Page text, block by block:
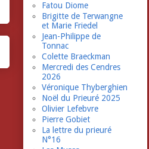
Fatou Diome
Brigitte de Terwangne
et Marie Friedel
Jean-Philippe de
Tonnac
Colette Braeckman
Mercredi des Cendres
2026
Véronique Thyberghien
Noël du Prieuré 2025
Olivier Lefebvre
Pierre Gobiet
La lettre du prieuré
N°16